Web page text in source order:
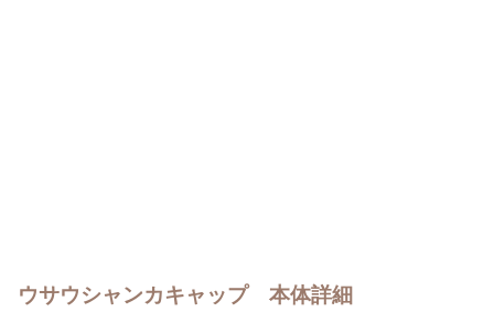
ウサウシャンカキャップ 本体詳細